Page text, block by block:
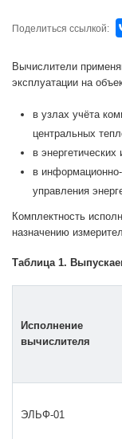
Поделиться ссылкой:
Вычислители
эксплуатации на
в узлах учёта
центральных
в
в
управления
Комплектность
назначению
Таблица 1.
Исполнение
вычислителя
ЭЛЬФ-01